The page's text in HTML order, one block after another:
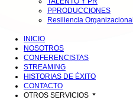
PPRODUCCIONES
Resiliencia Organizacional
INICIO
NOSOTROS
CONFERENCISTAS
STREAMING
HISTORIAS DE ÉXITO
CONTACTO
OTROS SERVICIOS